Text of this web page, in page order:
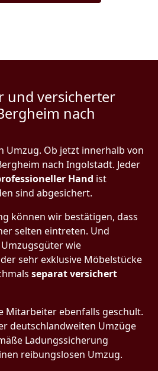
und versicherter
nach
Umzug. Ob jetzt innerhalb von
nach Ingolstadt. Jeder
Hand ist
sind abgesichert.
können wir bestätigen, dass
selten eintreten. Und
wie
sehr exklusive Möbelstücke
separat versichert
Mitarbeiter ebenfalls geschult.
deutschlandweiten Umzüge
Ladungssicherung
reibungslosen Umzug.